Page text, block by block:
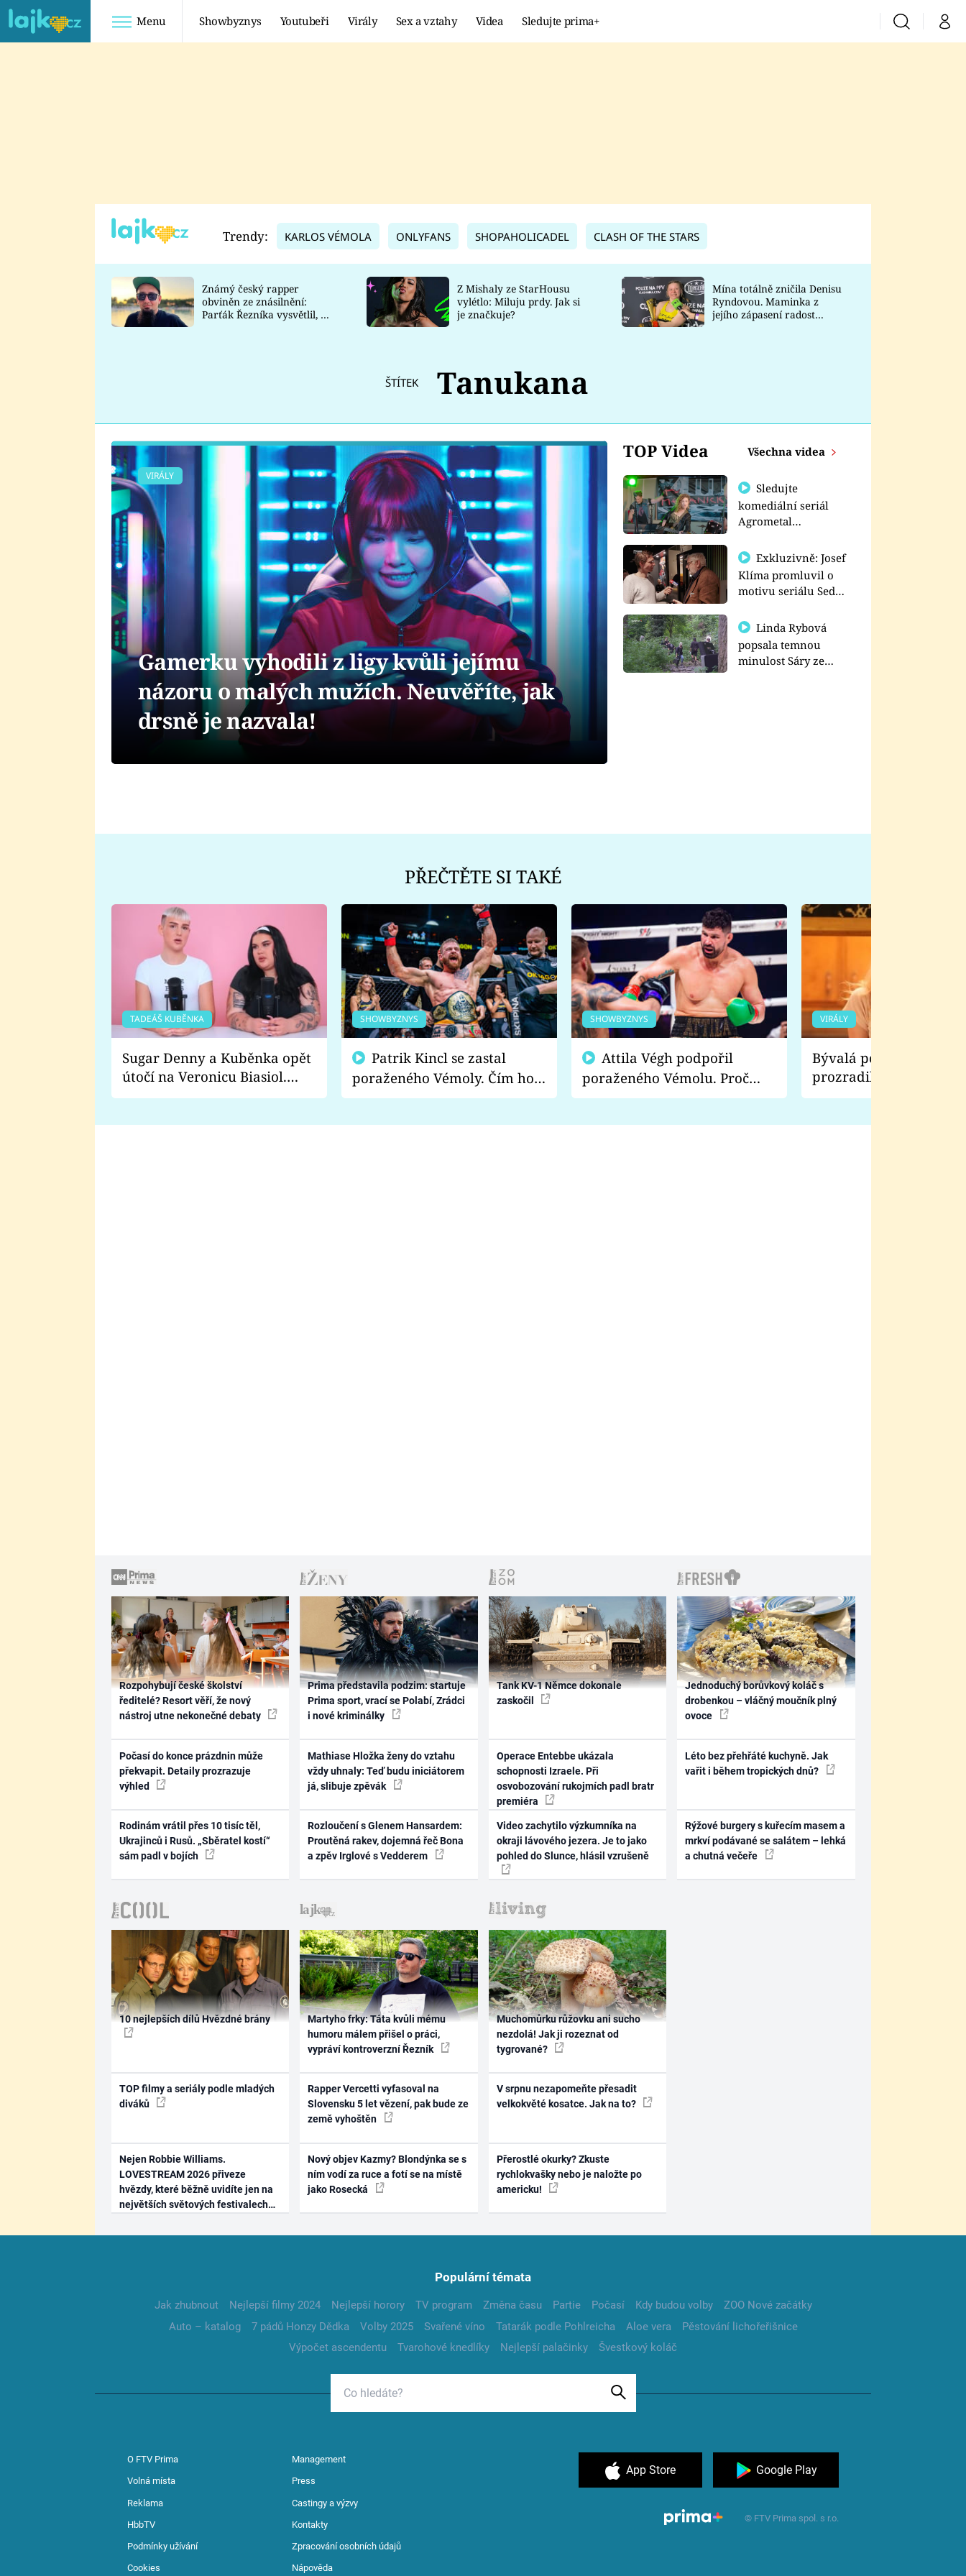
Menu Showbyznys Youtubeři Virály Sex a vztahy Videa Sledujte prima+ VyhledáváníMůj
TADEÁŠ KUBĚNKA
DATEL
Prima Lajk
Sledujte nás
Trendy: KARLOS VÉMOLA ONLYFANS SHOPAHOLICADEL CLASH OF THE STARS
Známý český rapper
obviněn ze znásilnění:
Parťák Řezníka vysvětlil, co
Z Mishaly ze StarHousu
vylétlo: Miluju prdy. Jak si
je značkuje?
Mína totálně zničila Denisu
Ryndovou. Maminka z
jejího zápasení radost
ŠTÍTEK Tanukana
TOP Videa Všechna videa
Sledujte
komediální seriál
Agrometal
prima+
Exkluzivně: Josef
Klíma promluvil o
motivu seriálu Sedm
Linda Rybová
popsala temnou
minulost Sáry ze
VIRÁLY
Gamerku vyhodili z ligy kvůli jejímu
názoru o malých mužích. Neuvěříte, jak
drsně je nazvala!
PŘEČTĚTE SI TAKÉ
TADEÁŠ KUBĚNKA
Sugar Denny a Kuběnka opět
útočí na Veronicu Biasiol.
Proč je podle nich falešná a
SHOWBYZNYS
poraženého Vémoly. Čím ho
fanoušci naštvali?
SHOWBYZNYS
poraženého Vémolu. Proč
chce raději zápasit s ním než
VIRÁLY
Bývalá pornoherečka
prozradila, co ji
natáčení Euforie.
Rozpohybují české školství
ředitelé? Resort věří, že nový
nástroj utne nekonečné debaty
Počasí do konce prázdnin může
překvapit. Detaily prozrazuje
výhled
Rodinám vrátil přes 10 tisíc těl,
Ukrajinců i Rusů. „Sběratel kostí“
sám padl v bojích
Prima představila podzim: startuje
Prima sport, vrací se Polabí, Zrádci
i nové kriminálky
Mathiase Hložka ženy do vztahu
vždy uhnaly: Teď budu iniciátorem
já, slibuje zpěvák
Rozloučení s Glenem Hansardem:
Proutěná rakev, dojemná řeč Bona
a zpěv Irglové s Vedderem
Tank KV-1 Němce dokonale
zaskočil
Operace Entebbe ukázala
schopnosti Izraele. Při
osvobozování rukojmích padl bratr
premiéra
Video zachytilo výzkumníka na
okraji lávového jezera. Je to jako
pohled do Slunce, hlásil vzrušeně
Jednoduchý borůvkový koláč s
drobenkou – vláčný moučník plný
ovoce
Léto bez přehřáté kuchyně. Jak
vařit i během tropických dnů?
Rýžové burgery s kuřecím masem a
mrkví podávané se salátem – lehká
a chutná večeře
10 nejlepších dílů Hvězdné brány
TOP filmy a seriály podle mladých
diváků
Nejen Robbie Williams.
LOVESTREAM 2026 přiveze
hvězdy, které běžně uvidíte jen na
největších světových festivalech
Martyho frky: Táta kvůli mému
humoru málem přišel o práci,
vypráví kontroverzní Řezník
Rapper Vercetti vyfasoval na
Slovensku 5 let vězení, pak bude ze
země vyhoštěn
Nový objev Kazmy? Blondýnka se s
ním vodí za ruce a fotí se na místě
jako Rosecká
Muchomůrku růžovku ani sucho
nezdolá! Jak ji rozeznat od
tygrované?
V srpnu nezapomeňte přesadit
velkokvěté kosatce. Jak na to?
Přerostlé okurky? Zkuste
rychlokvašky nebo je naložte po
americku!
Populární témata
Jak zhubnout Nejlepší filmy 2024 Nejlepší horory TV program Změna času Partie Počasí Kdy budou volby
ZOO Nové začátky
Auto – katalog
7 pádů Honzy Dědka Volby 2025 Svařené víno Tatarák podle Pohlreicha Aloe vera
Pěstování lichořeřišnice
Výpočet ascendentu
Tvarohové knedlíky Nejlepší palačinky Švestkový koláč
O FTV Prima Management
Volná místa Press
Reklama Castingy a výzvy
HbbTV Kontakty
Podmínky užívání Zpracování osobních údajů
Cookies Nápověda
App Store Google Play
© FTV Prima spol. s r.o.